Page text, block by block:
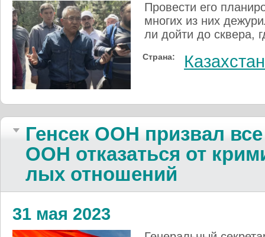
Провести его
мно­гих из них
ли дой­ти до скве­ра,
Страна: Казахстан
Генсек ООН при­звал
ООН от­ка­зать­ся от
лых отно­шений
31 мая 2023